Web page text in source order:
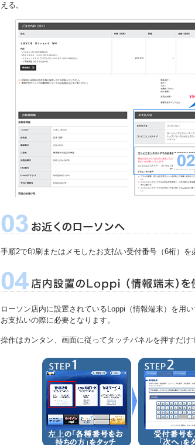
える。
手順2で印刷またはメモしたお支払い受付番号（6桁）を
ローソン店内に設置されているLoppi（情報端末）を用
お支払いの際に必要となります。
操作はカンタン、画面に従ってタッチパネルを押すだけ